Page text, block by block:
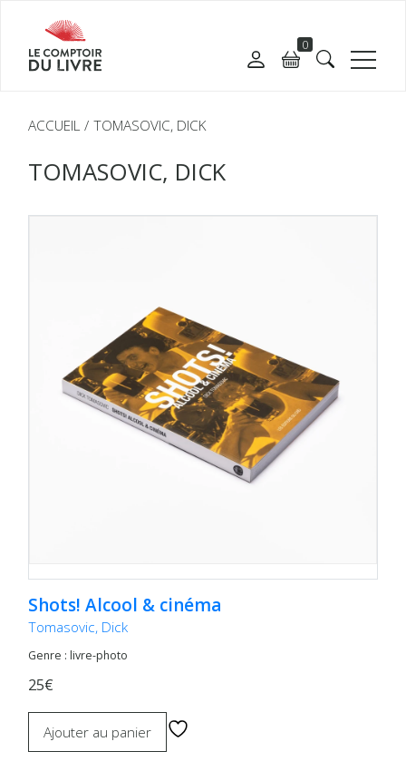
0
ACCUEIL TOMASOVIC, DICK
TOMASOVIC, DICK
Shots! Alcool & cinéma
Tomasovic, Dick
Genre : livre-photo
25€
Ajouter au panier